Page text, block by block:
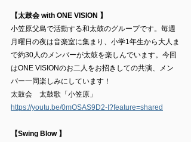
【太鼓会 with ONE VISION 】
小笠原父島で活動する和太鼓のグループです。毎週
月曜日の夜は音楽室に集まり、小学1年生から大人ま
で約30人のメンバーが太鼓を楽しんでいます。今回
はONE VISIONのお二人をお招きしての共演、メン
バー一同楽しみにしています！
太鼓会　太鼓歌「小笠原」
https://youtu.be/0mOSAS9D2-I?feature=shared
【Swing Blow 】